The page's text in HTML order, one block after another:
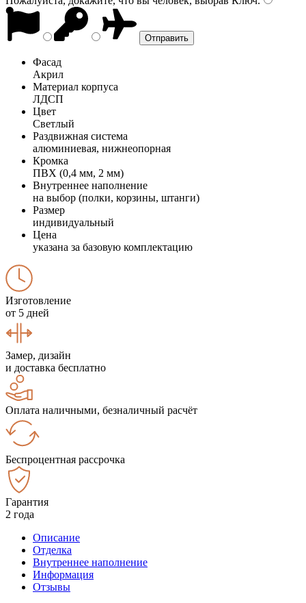
Фасад
Акрил
Материал корпуса
ЛДСП
Цвет
Светлый
Раздвижная система
алюминиевая, нижнеопорная
Кромка
ПВХ (0,4 мм, 2 мм)
Внутреннее наполнение
на выбор (полки, корзины, штанги)
Размер
индивидуальный
Цена
указана за базовую комплектацию
Изготовление
от 5 дней
Замер, дизайн
и доставка бесплатно
Оплата наличными, безналичный расчёт
Беспроцентная рассрочка
Гарантия
2 года
Описание
Отделка
Внутреннее наполнение
Информация
Отзывы